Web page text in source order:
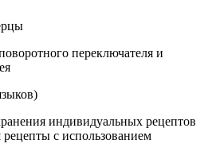
переключателя и
индивидуальных рецептов
с использованием